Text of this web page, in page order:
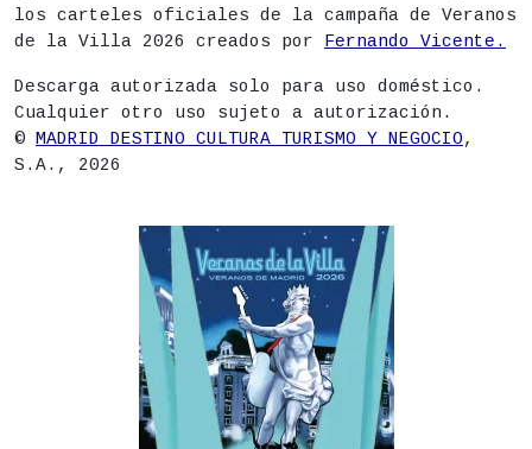
los carteles oficiales de la campaña de Veranos
de la Villa 2026 creados por
Fernando Vicente.
Descarga autorizada solo para uso doméstico.
Cualquier otro uso sujeto a autorización.
©
MADRID DESTINO CULTURA TURISMO Y NEGOCIO,
S.A., 2026